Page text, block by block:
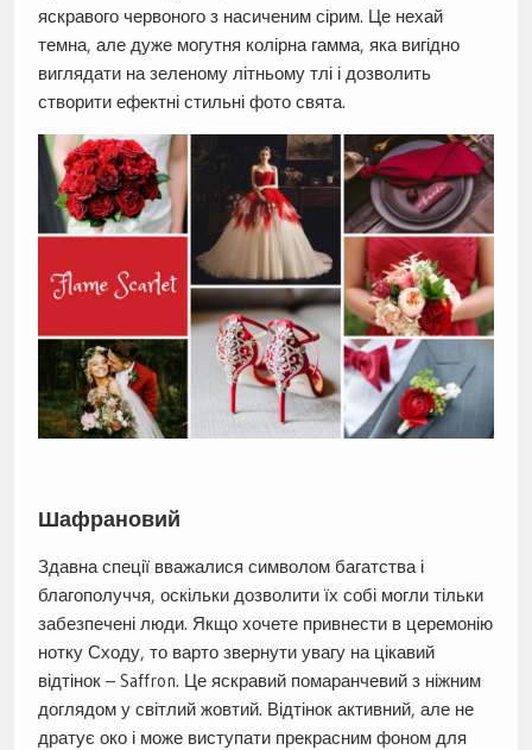
яскравого червоного з насиченим сірим. Це нехай
темна, але дуже могутня колірна гамма, яка вигідно
виглядати на зеленому літньому тлі і дозволить
створити ефектні стильні фото свята.
Шафрановий
Здавна спеції вважалися символом багатства і
благополуччя, оскільки дозволити їх собі могли тільки
забезпечені люди. Якщо хочете привнести в церемонію
нотку Сходу, то варто звернути увагу на цікавий
відтінок – Saffron. Це яскравий помаранчевий з ніжним
доглядом у світлий жовтий. Відтінок активний, але не
дратує око і може виступати прекрасним фоном для